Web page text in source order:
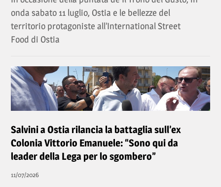
onda sabato 11 luglio, Ostia e le bellezze del
territorio protagoniste all’International Street
Food di Ostia
Salvini a Ostia rilancia la battaglia sull’ex
Colonia Vittorio Emanuele: “Sono qui da
leader della Lega per lo sgombero”
11/07/2026